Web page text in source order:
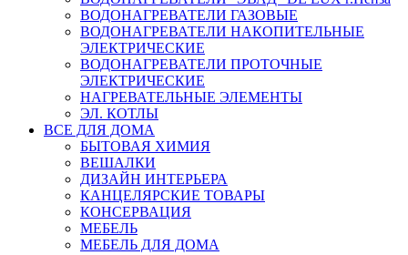
ВОДОНАГРЕВАТЕЛИ ГАЗОВЫЕ
ВОДОНАГРЕВАТЕЛИ НАКОПИТЕЛЬНЫЕ
ЭЛЕКТРИЧЕСКИЕ
ВОДОНАГРЕВАТЕЛИ ПРОТОЧНЫЕ
ЭЛЕКТРИЧЕСКИЕ
НАГРЕВАТЕЛЬНЫЕ ЭЛЕМЕНТЫ
ЭЛ. КОТЛЫ
ВСЕ ДЛЯ ДОМА
БЫТОВАЯ ХИМИЯ
ВЕШАЛКИ
ДИЗАЙН ИНТЕРЬЕРА
КАНЦЕЛЯРСКИЕ ТОВАРЫ
КОНСЕРВАЦИЯ
МЕБЕЛЬ
МЕБЕЛЬ ДЛЯ ДОМА